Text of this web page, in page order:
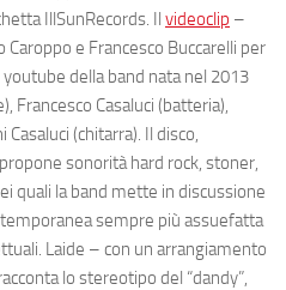
IllSunRecords. Il videoclip –
Caroppo e Francesco Buccarelli per
della band nata nel 2013
Francesco Casaluci (batteria),
(chitarra). Il disco,
sonorità hard rock, stoner,
quali la band mette in discussione
sempre più assuefatta
Laide – con un arrangiamento
lo stereotipo del “dandy”,